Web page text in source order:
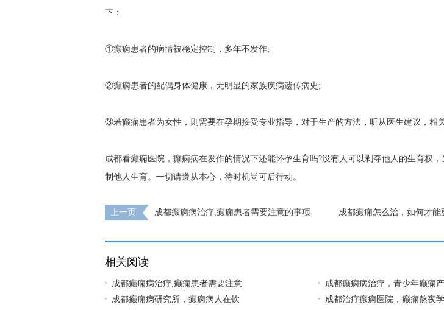
下：
①癫痫患者的病情被稳定控制，多年不发作;
②癫痫患者的配偶身体健康，无明显的家族疾病遗传病史;
③若癫痫患者为女性，则需要在孕期接受专业指导，对于生产的方法，听从医生建议，相
成都看癫痫医院，癫痫病在发作的情况下还能怀孕生育吗?没有人可以剥夺他人的生育权
制他人生育。一切请遵从本心，待时机尚可后行动。
上一页
成都癫痫病治疗,癫痫患者需要注意的事项
成都癫痫怎么治，如何才
相关阅读
成都癫痫病治疗,癫痫患者需要注意
成都癫痫病治疗，青少年癫痫
成都癫痫病研究所，癫痫病人在饮
成都治疗癫痫医院，癫痫熬夜